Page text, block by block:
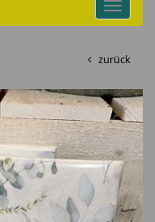
Toggle
zurück